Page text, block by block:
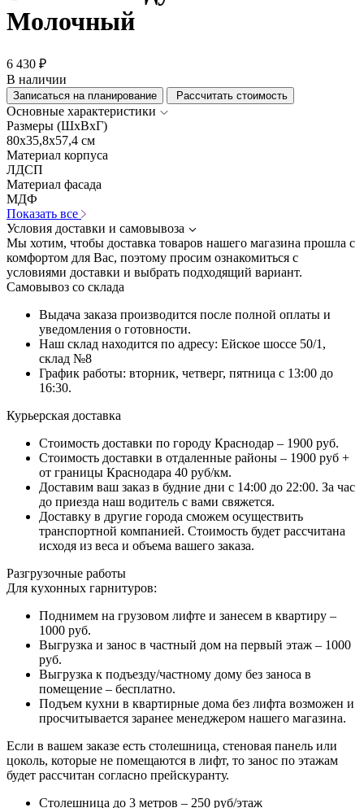
Молочный
6 430 ₽
В наличии
Записаться на планирование Рассчитать стоимость
Основные характеристики
Размеры (ШхВхГ)
80x35,8x57,4 см
Материал корпуса
ЛДСП
Материал фасада
МДФ
Показать все
Условия доставки и самовывоза
Мы хотим, чтобы доставка товаров нашего магазина прошла с
комфортом для Вас, поэтому просим ознакомиться с
условиями доставки и выбрать подходящий вариант.
Самовывоз со склада
Выдача заказа производится после полной оплаты и
уведомления о готовности.
Наш склад находится по адресу: Ейское шоссе 50/1,
склад №8
График работы: вторник, четверг, пятница с 13:00 до
16:30.
Курьерская доставка
Стоимость доставки по городу Краснодар – 1900 руб.
Стоимость доставки в отдаленные районы – 1900 руб +
от границы Краснодара 40 руб/км.
Доставим ваш заказ в будние дни с 14:00 до 22:00. За час
до приезда наш водитель с вами свяжется.
Доставку в другие города сможем осуществить
транспортной компанией. Стоимость будет рассчитана
исходя из веса и объема вашего заказа.
Разгрузочные работы
Для кухонных гарнитуров:
Поднимем на грузовом лифте и занесем в квартиру –
1000 руб.
Выгрузка и занос в частный дом на первый этаж – 1000
руб.
Выгрузка к подъезду/частному дому без заноса в
помещение – бесплатно.
Подъем кухни в квартирные дома без лифта возможен и
просчитывается заранее менеджером нашего магазина.
Если в вашем заказе есть столешница, стеновая панель или
цоколь, которые не помещаются в лифт, то занос по этажам
будет рассчитан согласно прейскуранту.
Столешница до 3 метров – 250 руб/этаж